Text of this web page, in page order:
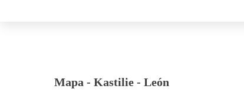
Mapa - Kastilie - León